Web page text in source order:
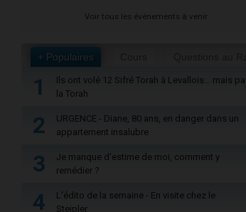
Voir tous les événements à venir
+ Populaires
1
Ils ont volé 12 Sifré Torah à Levallois… mais
la Torah
2
URGENCE - Diane, 80 ans, en danger dans un
appartement insalubre
3
Je manque d'estime de moi, comment y
remédier ?
4
L'édito de la semaine - En visite chez le
Steipler